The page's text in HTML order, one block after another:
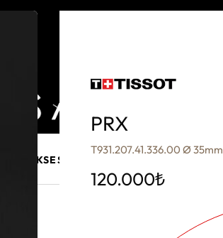
PURO AKSESUARLARI
PRX
T931.207.41.336.00 Ø 35mm
120.000₺